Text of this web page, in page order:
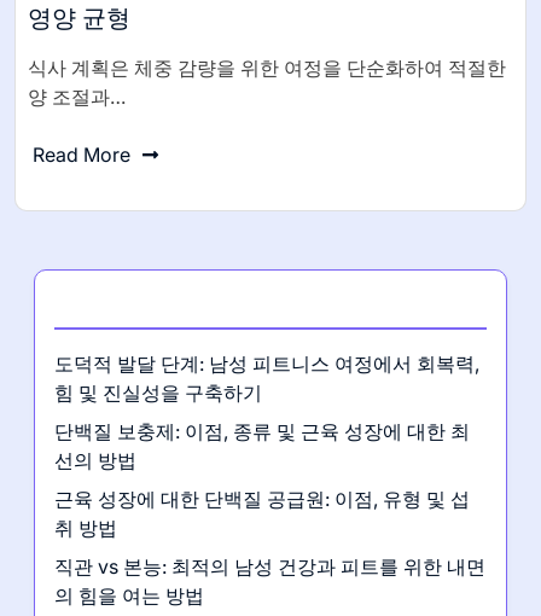
영양 균형
식사 계획은 체중 감량을 위한 여정을 단순화하여 적절한
양 조절과…
Read More
도덕적 발달 단계: 남성 피트니스 여정에서 회복력,
힘 및 진실성을 구축하기
단백질 보충제: 이점, 종류 및 근육 성장에 대한 최
선의 방법
근육 성장에 대한 단백질 공급원: 이점, 유형 및 섭
취 방법
직관 vs 본능: 최적의 남성 건강과 피트를 위한 내면
의 힘을 여는 방법